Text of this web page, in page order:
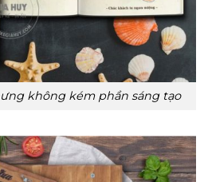
không kém phần sáng tạo